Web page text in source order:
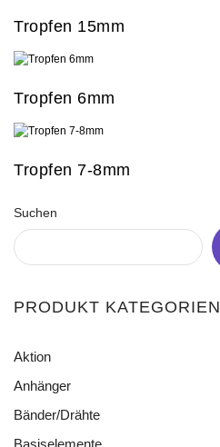
Tropfen 15mm
Tropfen 6mm
Tropfen 7-8mm
Suchen
PRODUKT KATEGORIEN
Aktion
Anhänger
Acryl
Blättchen
Bänder/Drähte
Baumwollcordel